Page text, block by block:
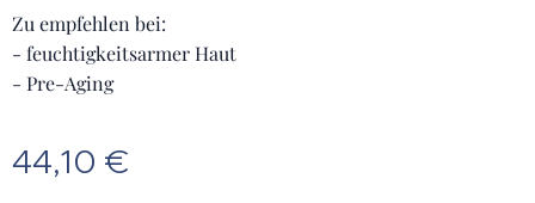
Zu empfehlen bei:
- feuchtigkeitsarmer Haut
- Pre-Aging
44,10 €